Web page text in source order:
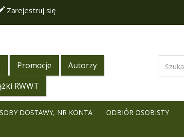
Zarejestruj się
Promocje
Autorzy
RWWT
DOSTAWY, NR KONTA ODBIÓR OSOBISTY